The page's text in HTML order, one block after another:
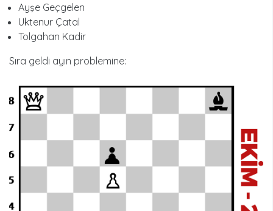
Ayşe Geçgelen
Uktenur Çatal
Tolgahan Kadir
Sıra geldi ayın problemine: